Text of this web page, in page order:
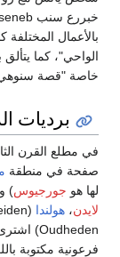
بالأعمال
الواحي"، كما
خاصة "قصة سنوهي"
برديات
في مطلع القرن
صفحة في منطقة
لها هو جورجيوس)
لايدن، هولندا
Oudheden) اشترى البردية في عام
فرعونية مكتوبة